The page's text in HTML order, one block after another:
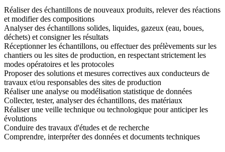
Réaliser des échantillons de nouveaux produits, relever des réactions
et modifier des compositions
Analyser des échantillons solides, liquides, gazeux (eau, boues,
déchets) et consigner les résultats
Réceptionner les échantillons, ou effectuer des prélèvements sur les
chantiers ou les sites de production, en respectant strictement les
modes opératoires et les protocoles
Proposer des solutions et mesures correctives aux conducteurs de
travaux et/ou responsables des sites de production
Réaliser une analyse ou modélisation statistique de données
Collecter, tester, analyser des échantillons, des matériaux
Réaliser une veille technique ou technologique pour anticiper les
évolutions
Conduire des travaux d'études et de recherche
Comprendre, interpréter des données et documents techniques